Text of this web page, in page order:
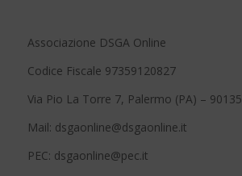
Associazione DSGA Online
Codice Fiscale 97359120827
Via Pio La Torre 7, Palermo (PA) – 90135
Mail: dsgaonline@dsgaonline.it
PEC: dsgaonline@pec.it